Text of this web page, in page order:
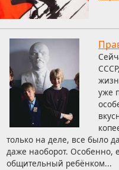
уже
только на деле, все было
даже наоборот.
общительный ребёнком...